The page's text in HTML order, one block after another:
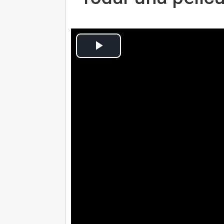
Cultura Ocio
Actualizado: lunes, 3 diciembre 2018 15:57